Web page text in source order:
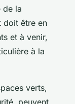
de la
doit être en
et à venir,
à la
verts,
peuvent